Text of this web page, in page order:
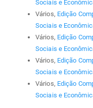
Sociais e
Vários, Edição
Sociais e
Vários, Edição
Sociais e
Vários, Edição
Sociais e
Vários, Edição
Sociais e